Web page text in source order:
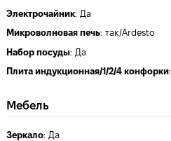
Электрочайник: Да
Микроволновая печь: так/Ardesto
Набор посуды: Да
Плита индукционная/1/2/4 конфорки:
Мебель
Зеркало: Да